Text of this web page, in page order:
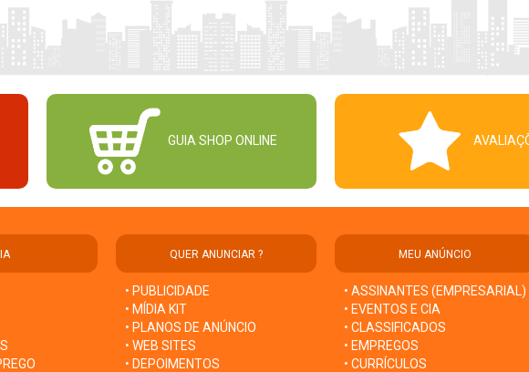
GUIA SHOP ONLINE
QUER ANUNCIAR ?
• PUBLICIDADE
• MÍDIA KIT
• PLANOS DE ANÚNCIO
• WEB SITES
• DEPOIMENTOS
MEU ANÚNCIO
• ASSINANTES (EMPRESARIAL)
• EVENTOS E CIA
• CLASSIFICADOS
• EMPREGOS
• CURRÍCULOS